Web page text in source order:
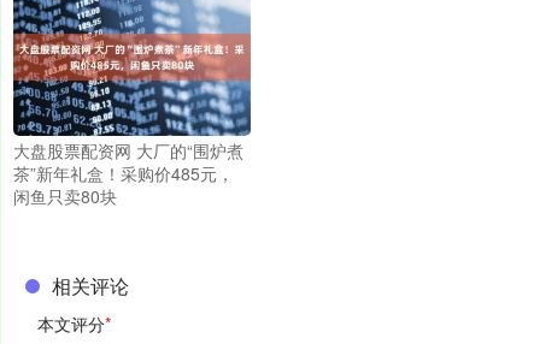
大盘股票配资网 大厂的“围炉煮
茶”新年礼盒！采购价485元，
闲鱼只卖80块
相关评论
本文评分*